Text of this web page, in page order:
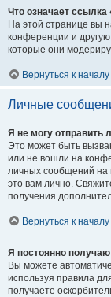
Что означает
На этой странице вы
конференции и
которые они
Вернуться к началу
Личные
Я не могу отправить
Это может быть
или не вошли на
личных сообщений на
это вам лично.
получения
Вернуться к началу
Я постоянно
Вы можете
используя правила
получаете